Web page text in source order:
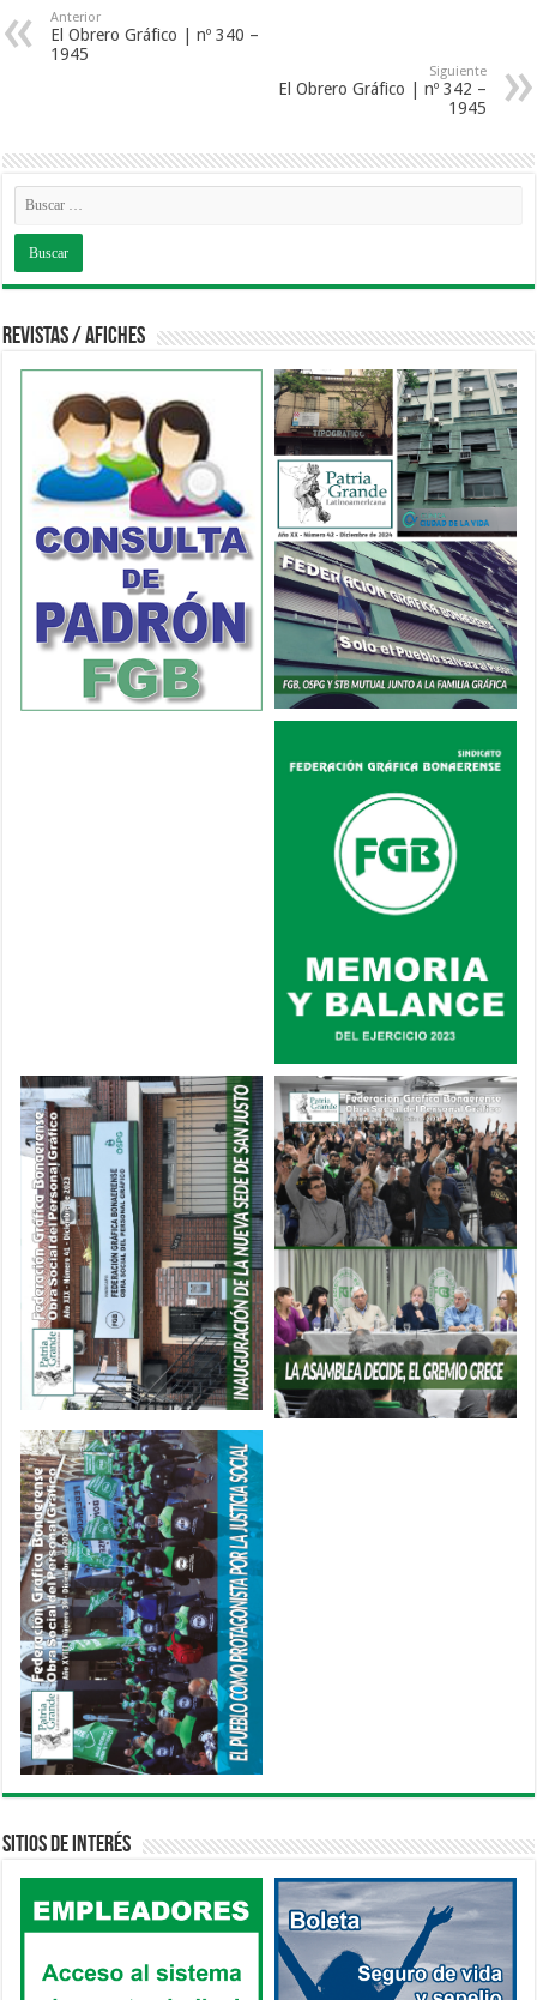
Anterior
El Obrero Gráfico | nº 340 –
1945
Siguiente
El Obrero Gráfico | nº 342 –
1945
Revistas / Afiches
Sitios de interés